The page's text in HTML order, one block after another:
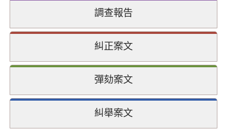
調查報告
糾正案文
彈劾案文
糾舉案文